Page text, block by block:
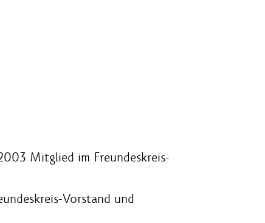
Mitglied im Freundeskreis-
Vorstand und